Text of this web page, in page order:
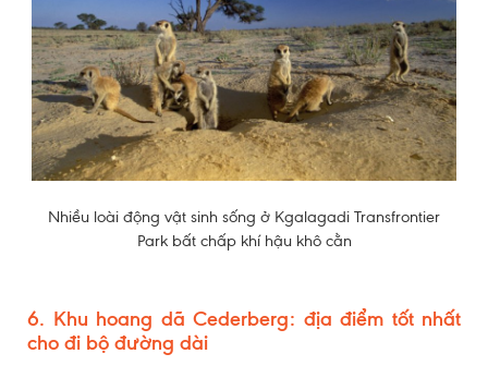
Nhiều loài động vật sinh sống ở Kgalagadi Transfrontier
Park bất chấp khí hậu khô cằn
6. Khu hoang dã Cederberg: địa điểm tốt nhất
cho đi bộ đường dài